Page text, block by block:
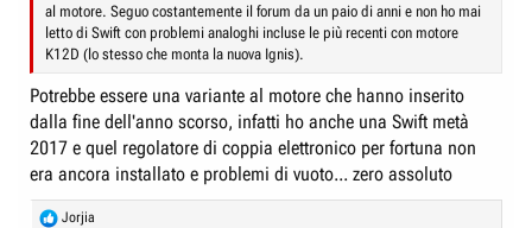
al motore. Seguo costantemente il forum da un paio di anni e non ho mai
letto di Swift con problemi analoghi incluse le più recenti con motore
K12D (lo stesso che monta la nuova Ignis).
Potrebbe essere una variante al motore che hanno inserito
dalla fine dell'anno scorso, infatti ho anche una Swift metà
2017 e quel regolatore di coppia elettronico per fortuna non
era ancora installato e problemi di vuoto... zero assoluto
R
Jorjia